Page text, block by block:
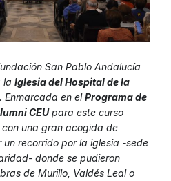
San Pablo Andalucía
la Iglesia del Hospital de la
. Enmarcada en elPrograma de
CEUpara este curso
una gran acogida de
recorrido por la iglesia -sede
donde se pudieron
de Murillo, Valdés Leal o